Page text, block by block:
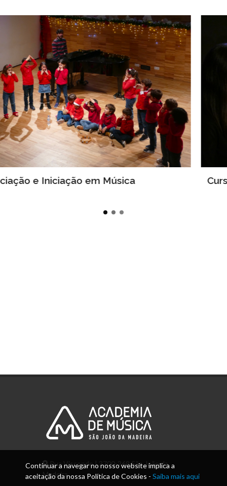
Curso Secundário de Música
Rua Visconde | 3700-269 São João da
Madeira
Continuar a navegar no nosso website implica a
aceitação da nossa Política de Cookies - Saiba mais aqui